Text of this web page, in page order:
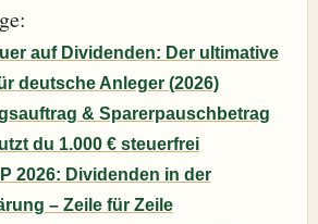
auf Dividenden: Der ultimative
deutsche Anleger (2026)
& Sparerpauschbetrag
du 1.000 € steuerfrei
2026: Dividenden in der
– Zeile für Zeile